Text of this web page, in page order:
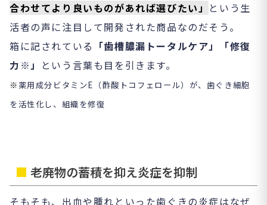
合わせてより良いものがあれば選びたい」 という生
活者の声に注目して開発された商品なのだそう。
箱に記されている 「歯槽膿漏トータルケア」「修復
力※」
という言葉も目を引きます。
※ 薬用成分ビタミンE（酢酸トコフェロール）が、歯ぐき細胞
を活性化し、組織を修復
■ 老廃物の蓄積を抑え炎症を抑制
そもそも、出血や腫れといった歯ぐきの炎症はなぜ